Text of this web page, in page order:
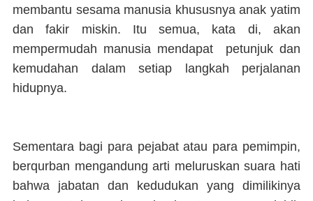
membantu sesama manusia khususnya anak yatim
dan fakir miskin. Itu semua, kata di, akan
mempermudah manusia mendapat petunjuk dan
kemudahan dalam setiap langkah perjalanan
hidupnya.
Sementara bagi para pejabat atau para pemimpin,
berqurban mengandung arti meluruskan suara hati
bahwa jabatan dan kedudukan yang dimilikinya